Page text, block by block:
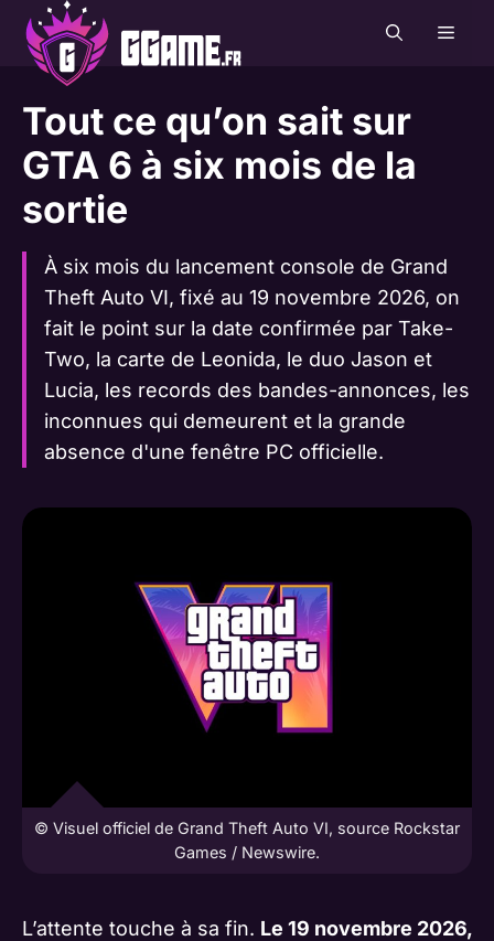
Aller
contenu
Tout ce qu’on sait sur
GTA 6 à six mois de la
sortie
À six mois du lancement console de Grand
Theft Auto VI, fixé au 19 novembre 2026, on
fait le point sur la date confirmée par Take-
Two, la carte de Leonida, le duo Jason et
Lucia, les records des bandes-annonces, les
inconnues qui demeurent et la grande
absence d'une fenêtre PC officielle.
© Visuel officiel de Grand Theft Auto VI, source Rockstar
Games / Newswire.
L’attente touche à sa fin. Le 19 novembre 2026,